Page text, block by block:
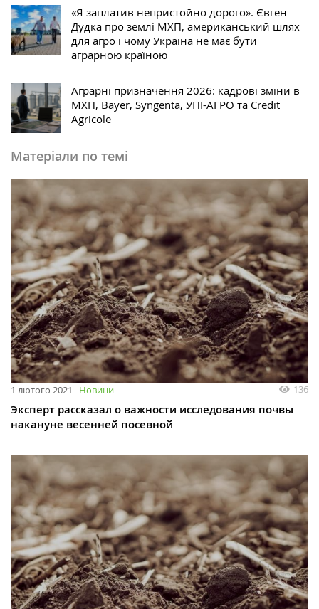
«Я заплатив непристойно дорого». Євген
Дудка про землі МХП, американський шлях
для агро і чому Україна не має бути
аграрною країною
Аграрні призначення 2026: кадрові зміни в
МХП, Bayer, Syngenta, УПІ-АГРО та Credit
Agricole
Матеріали по темі
1 лютого 2021 Новини 136
Эксперт рассказал о важности исследования почвы
накануне весенней посевной